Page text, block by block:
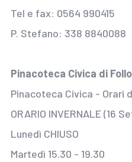
Tel e fax: 0564 990415
P. Stefano: 338 8840088
Pinacoteca Civica di
Pinacoteca Civica - Orari
ORARIO INVERNALE (16
Lunedì CHIUSO
Martedì 15.30 - 19.30